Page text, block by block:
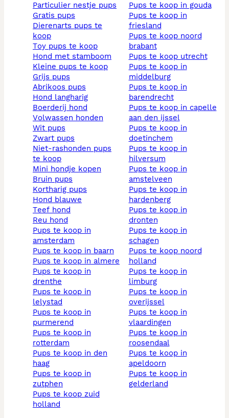
particulier nestje pups
gratis pups
dierenarts pups te
koop
toy pups te koop
hond met stamboom
kleine pups te koop
grijs pups
abrikoos pups
hond langharig
boerderij hond
volwassen honden
wit pups
zwart pups
niet-rashonden pups
te koop
mini hondje kopen
bruin pups
kortharig pups
hond blauwe
teef hond
reu hond
pups te koop in
amsterdam
pups te koop in baarn
pups te koop in almere
pups te koop in
drenthe
pups te koop in
lelystad
pups te koop in
purmerend
pups te koop in
rotterdam
pups te koop in den
haag
pups te koop in
zutphen
pups te koop zuid
holland
pups te koop in gouda
pups te koop in
friesland
pups te koop noord
brabant
pups te koop utrecht
pups te koop in
middelburg
pups te koop in
barendrecht
pups te koop in capelle
aan den ijssel
pups te koop in
doetinchem
pups te koop in
hilversum
pups te koop in
amstelveen
pups te koop in
hardenberg
pups te koop in
dronten
pups te koop in
schagen
pups te koop noord
holland
pups te koop in
limburg
pups te koop in
overijssel
pups te koop in
vlaardingen
pups te koop in
roosendaal
pups te koop in
apeldoorn
pups te koop in
gelderland